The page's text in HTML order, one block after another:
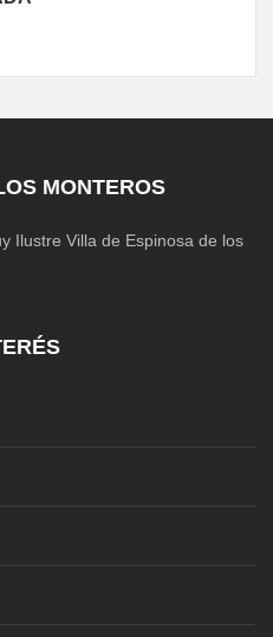
MONTEROS
Ilustre Villa de Espinosa de los